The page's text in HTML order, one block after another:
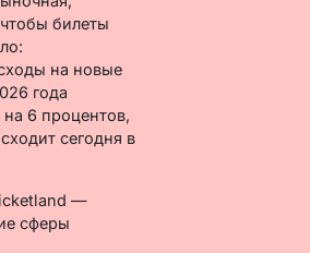
билеты
на новые
года
6 процентов,
сегодня в
—
сферы